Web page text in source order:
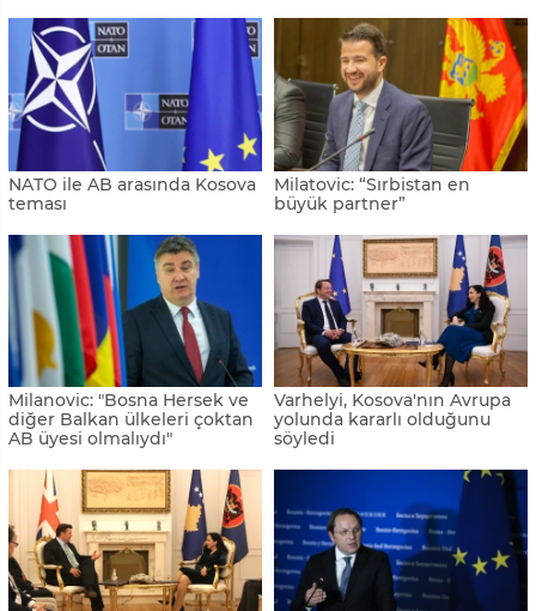
NATO ile AB arasında Kosova
teması
Milatovic: “Sırbistan en
büyük partner”
Milanovic: "Bosna Hersek ve
diğer Balkan ülkeleri çoktan
AB üyesi olmalıydı"
Varhelyi, Kosova'nın Avrupa
yolunda kararlı olduğunu
söyledi